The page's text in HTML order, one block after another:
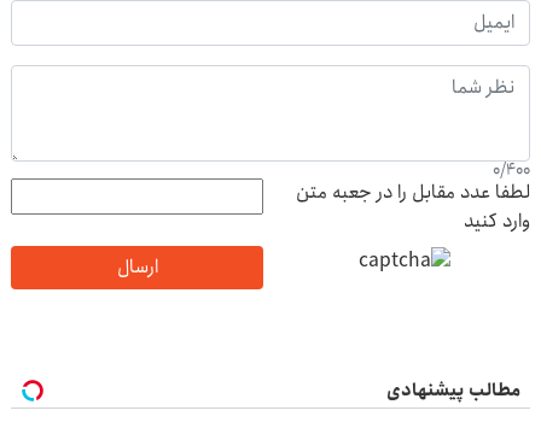
0/400
لطفا عدد مقابل را در جعبه متن
وارد کنید
ارسال
مطالب پیشنهادی